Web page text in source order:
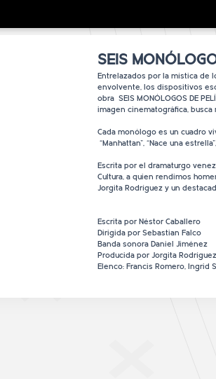
SEIS
Entrelazados por la mística de
envolvente, los dispositivos
obra SEIS MONÓLOGOS DE
imagen cinematográfica,
Cada monólogo es un cuadro
“Manhattan”, “Nace una
Escrita por el dramaturgo
Cultura, a quien rendimos
Jorgita Rodríguez y un
Escrita por Néstor Caballero
Dirigida por Sebastian Falco
Banda sonora Daniel Jiménez
Producida por Jorgita Rodríguez
Elenco: Francis Romero, Ingrid